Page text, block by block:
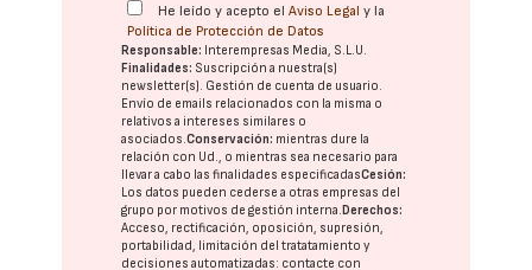
He leído y acepto elAviso Legal y la
Política de Protección de Datos
Responsable: Interempresas Media, S.L.U.
Finalidades: Suscripción a nuestra(s)
newsletter(s). Gestión de cuenta de usuario.
Envío de emails relacionados con la misma o
relativos a intereses similares o
asociados.Conservación: mientras dure la
relación con Ud., o mientras sea necesario para
llevar a cabo las finalidades especificadasCesión:
Los datos pueden cederse a otras empresas del
grupo por motivos de gestión interna.Derechos:
Acceso, rectificación, oposición, supresión,
portabilidad, limitación del tratatamiento y
decisiones automatizadas: contacte con